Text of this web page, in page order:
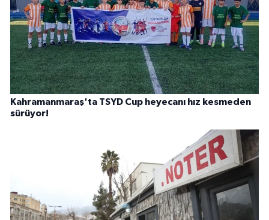
Kahramanmaraş'ta TSYD Cup heyecanı hız kesmeden
sürüyor!